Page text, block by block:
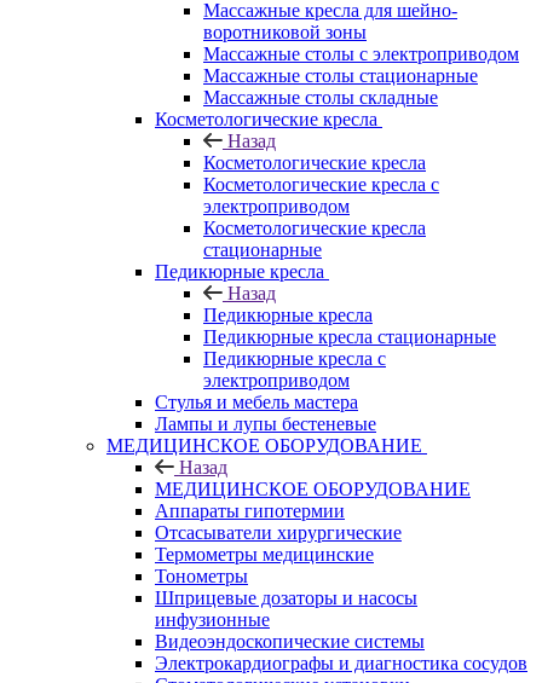
Массажные кресла для шейно-
воротниковой зоны
Массажные столы с электроприводом
Массажные столы стационарные
Массажные столы складные
Косметологические кресла
Назад
Косметологические кресла
Косметологические кресла с
электроприводом
Косметологические кресла
стационарные
Педикюрные кресла
Назад
Педикюрные кресла
Педикюрные кресла стационарные
Педикюрные кресла с
электроприводом
Стулья и мебель мастера
Лампы и лупы бестеневые
МЕДИЦИНСКОЕ ОБОРУДОВАНИЕ
Назад
МЕДИЦИНСКОЕ ОБОРУДОВАНИЕ
Аппараты гипотермии
Отсасыватели хирургические
Термометры медицинские
Тонометры
Шприцевые дозаторы и насосы
инфузионные
Видеоэндоскопические системы
Электрокардиографы и диагностика сосудов